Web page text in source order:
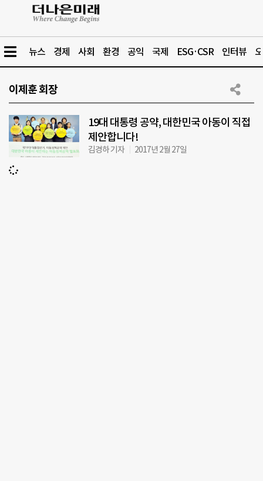
뉴스 경제 사회 환경 공익 국제 ESG·CSR 인터뷰
이제훈 회장
19대 대통령 공약, 대한민국 아동이 직접
제안합니다!
김경하 기자 2017년 2월 27일